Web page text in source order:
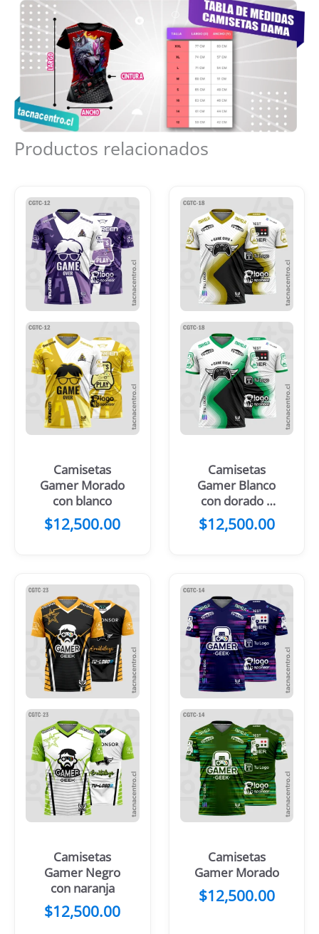
Productos relacionados
Camisetas
Gamer Morado
con blanco
$12,500.00
Camisetas
Gamer Blanco
con dorado y
negro
$12,500.00
Camisetas
Gamer Negro
con naranja
$12,500.00
Camisetas
Gamer Morado
$12,500.00